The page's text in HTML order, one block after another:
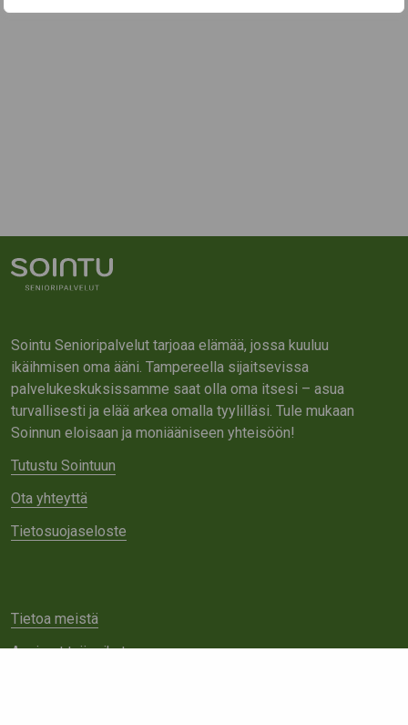
Sointu Senioripalvelut tarjoaa elämää, jossa kuuluu
ikäihmisen oma ääni. Tampereella sijaitsevissa
palvelukeskuksissamme saat olla oma itsesi – asua
turvallisesti ja elää arkea omalla tyylilläsi. Tule mukaan
Soinnun eloisaan ja moniääniseen yhteisöön!
Tutustu Sointuun
Ota yhteyttä
Tietosuojaseloste
Tietoa meistä
Avoimet työpaikat